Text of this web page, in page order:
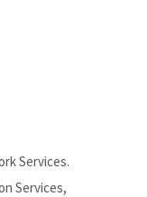
Services.
Services,